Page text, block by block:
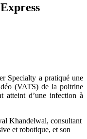
Specialty a pratiqué une
(VATS) de la poitrine
atteint d’une infection à
Khandelwal, consultant
et robotique, et son